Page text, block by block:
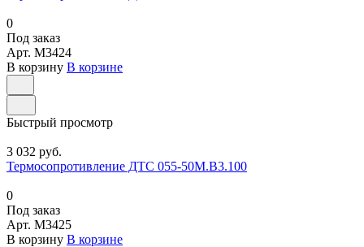
0
Под заказ
Арт. M3424
В корзину В корзине
Быстрый просмотр
3 032 руб.
Термосопротивление ДТС 055-50М.В3.100
0
Под заказ
Арт. M3425
В корзину В корзине